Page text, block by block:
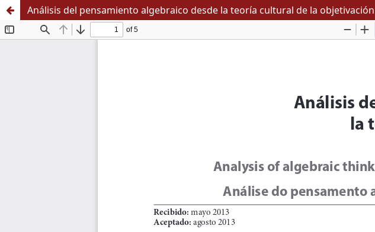
Análisis del pensamiento algebraico desde la teoría cultural de la objetivación